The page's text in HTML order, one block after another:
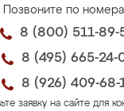
Позвоните по
8 (800) 511-89-
8 (495) 665-24-
8 (926) 409-68-
заявку на сайте для